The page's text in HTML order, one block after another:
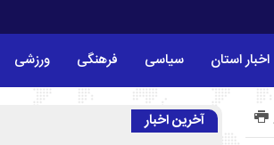
اخبار استان سیاسی فرهنگی ورزشی
آخرین اخبار